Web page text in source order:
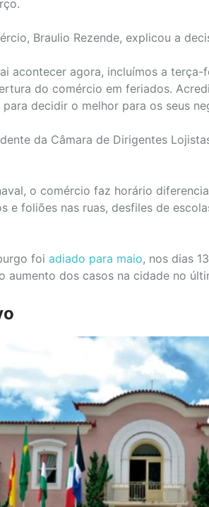
Braulio Rezende, explicou a
acontecer agora, incluímos a
do comércio em feriados.
decidir o melhor para os seus
da Câmara de Dirigentes
o comércio faz horário
e foliões nas ruas, desfiles de
foi adiado para maio, nos dias
aumento dos casos na cidade no